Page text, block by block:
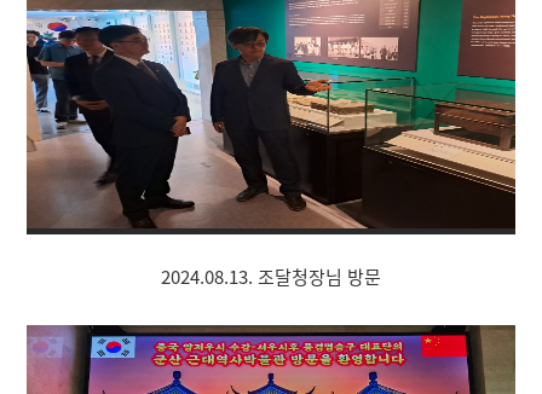
2024.08.13. 조달청장님 방문